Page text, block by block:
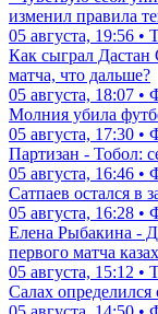
изменил правила
05 августа, 19:56 •
Как сыграл Дастан
матча, что дальше?
05 августа, 18:07 •
Молния убила
05 августа, 17:30 •
Партизан - Тобол:
05 августа, 16:46 •
Сатпаев остался в
05 августа, 16:28 •
Елена Рыбакина -
первого матча
05 августа, 15:12 •
Салах определился